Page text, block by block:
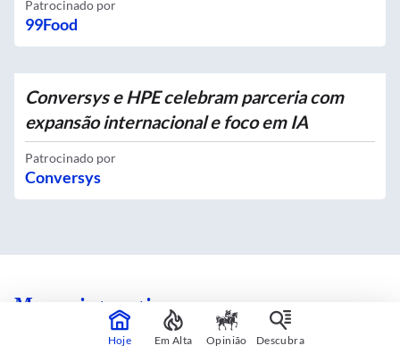
Patrocinado por
99Food
Conversys e HPE celebram parceria com
expansão internacional e foco em IA
Patrocinado por
Conversys
Mapas interativos
Hoje Em Alta Opinião Descubra